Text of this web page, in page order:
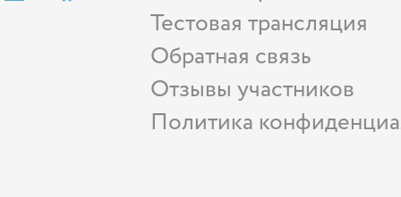
Тестовая трансляция
Обратная связь
Отзывы участников
Политика